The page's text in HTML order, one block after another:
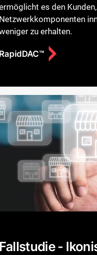
es den
Netzwerkkomponenten
zu erhalten.
RapidDAC™
Fallstudie -